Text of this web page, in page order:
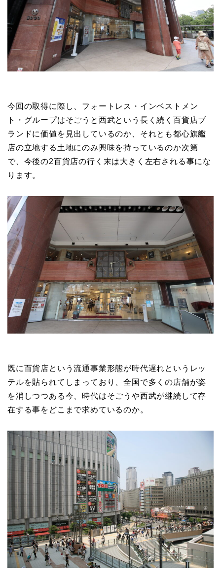
今回の取得に際し、フォートレス・インベストメン
ト・グループはそごうと西武という長く続く百貨店ブ
ランドに価値を見出しているのか、それとも都心旗艦
店の立地する土地にのみ興味を持っているのか次第
で、今後の2百貨店の行く末は大きく左右される事にな
ります。
既に百貨店という流通事業形態が時代遅れというレッ
テルを貼られてしまっており、全国で多くの店舗が姿
を消しつつある今、時代はそごうや西武が継続して存
在する事をどこまで求めているのか。